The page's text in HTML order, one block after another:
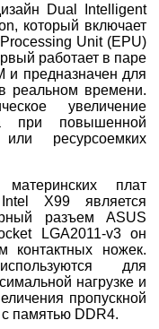
Dual Intelligent
который включает
Unit (EPU)
работает в паре
и предназначен для
реальном времени.
увеличение
при повышенной
ресурсоемких
плат
X99 является
разъем ASUS
LGA2011-v3 он
контактных ножек.
для
нагрузке и
пропускной
памятью DDR4.